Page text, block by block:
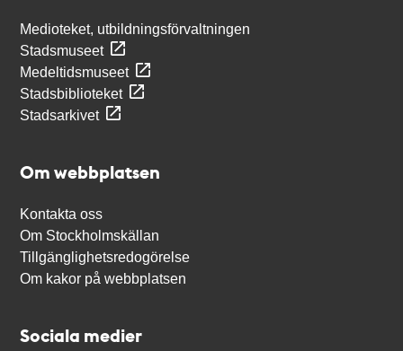
Medioteket, utbildningsförvaltningen
Stadsmuseet
Medeltidsmuseet
Stadsbiblioteket
Stadsarkivet
Om webbplatsen
Kontakta oss
Om Stockholmskällan
Tillgänglighetsredogörelse
Om kakor på webbplatsen
Sociala medier